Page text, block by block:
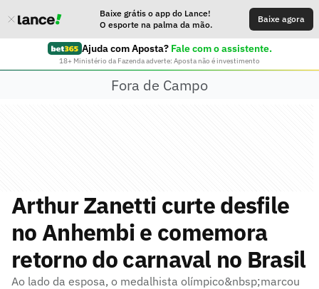
Baixe grátis o app do Lance!
O esporte na palma da mão.
Baixe agora
Ajuda com Aposta? Fale com o assistente.
18+ Ministério da Fazenda adverte: Aposta não é investimento
Fora de Campo
Arthur Zanetti curte desfile
no Anhembi e comemora
retorno do carnaval no Brasil
Ao lado da esposa, o medalhista olímpico&nbsp;marcou